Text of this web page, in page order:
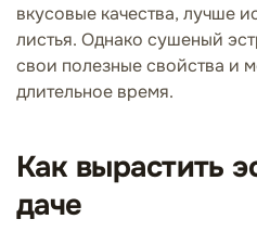
вкусовые качества, лучше
листья. Однако сушеный
свои полезные свойства и
длительное время.
Как вырастить
даче